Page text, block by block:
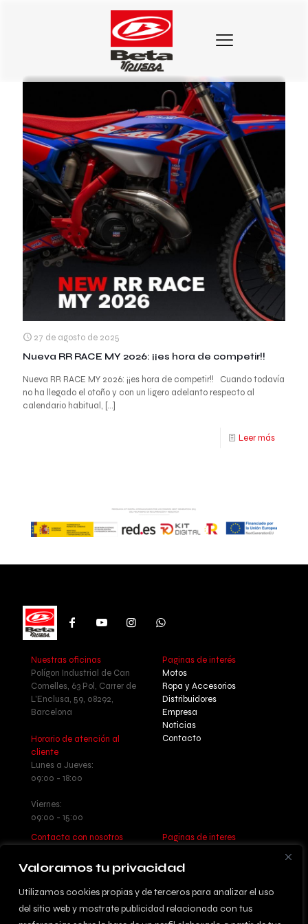
Valoramos tu privacidad
Utilizamos cookies propias y de terceros para analizar el uso
del sitio web y mostrate publicidad relacionada con tus
Etiquetas Autores Mostrar todo
27 de agosto de 2025
Nueva RR RACE MY 2026: ¡¡es hora de competir!!
Nueva RR RACE MY 2026: ¡¡es hora de competir!! Cuando todavía
no ha llegado el otoño y con un ligero adelanto respecto al
calendario habitual, […]
Leer más
Nuestras oficinas
Polígon Industrial de Can
Comelles, 63 Pol, Carrer de
L'Enclusa, 59, 08292,
Barcelona
Horario de atención al
cliente
Lunes a Jueves:
09:00 - 18:00
Viernes:
09:00 - 15:00
Paginas de interés
Motos
Ropa y Accesorios
Distribuidores
Empresa
Noticias
Contacto
Contacta con nosotros
Escribenos:
info@betatrueba.com
Paginas de interes
privacidad
Sitemap